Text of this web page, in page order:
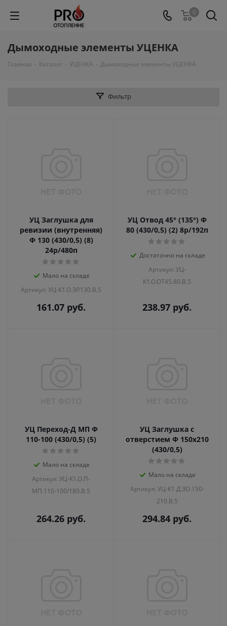
0
Дымоходные элементы УЦЕНКА
Главная - Каталог - УЦЕНКА - Дымоходные элементы УЦЕНКА
Фильтр
УЦ Заглушка для
ревизии (внутренняя)
Ф 130 (430/0,5) (8)
24р/480п
Мало на складе
Артикул: УЦ-К1.О.ЗР.130.В.5
161.07 руб.
УЦ Отвод 45° (135°) Ф
80 (430/0,5) (2) 8р/192п
Достаточно на складе
Артикул: УЦ-
К1.О.ОТ45.80.В.5
238.97 руб.
УЦ Переход-Д МП Ф
110-100 (430/0,5) (5)
Мало на складе
Артикул: УЦ-К1.О.П-
МП.110-100/180.В.5
264.26 руб.
УЦ Заглушка с
отверстием Ф 150х210
(430/0,5)
Мало на складе
Артикул: УЦ-К1.Д.ЗО.150-
210.В.5
294.84 руб.